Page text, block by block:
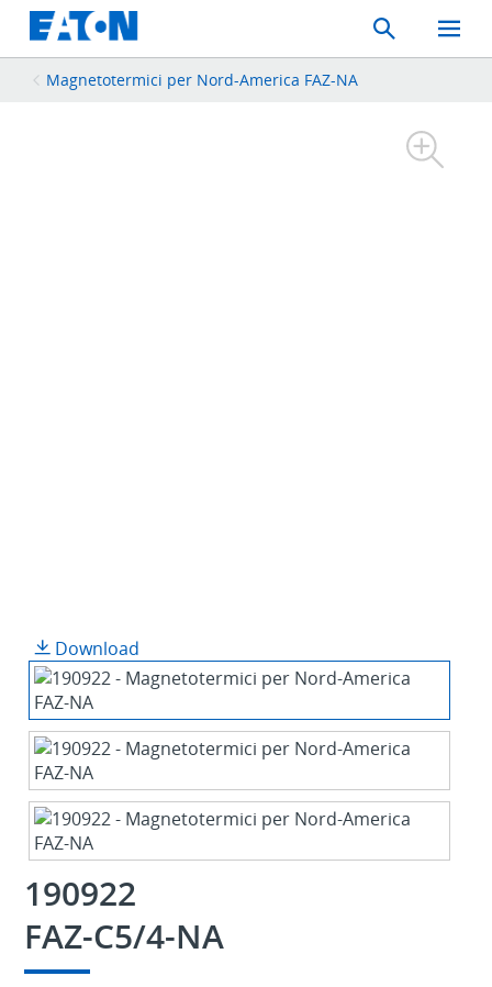
Search
Toggle
Mobile
Magnetotermici per Nord-America FAZ-NA
Download
190922
FAZ-C5/4-NA